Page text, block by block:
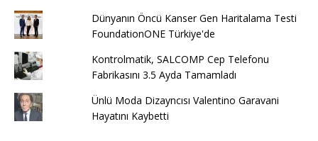
Dünyanın Öncü Kanser Gen Haritalama Testi
FoundationONE Türkiye'de
Kontrolmatik, SALCOMP Cep Telefonu
Fabrikasını 3.5 Ayda Tamamladı
Ünlü Moda Dizayncısı Valentino Garavani
Hayatını Kaybetti